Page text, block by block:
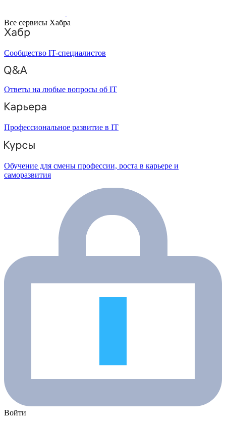
Все сервисы Хабра
Сообщество IT-специалистов
Ответы на любые вопросы об IT
Профессиональное развитие в IT
Обучение для смены профессии, роста в карьере и
саморазвития
Войти